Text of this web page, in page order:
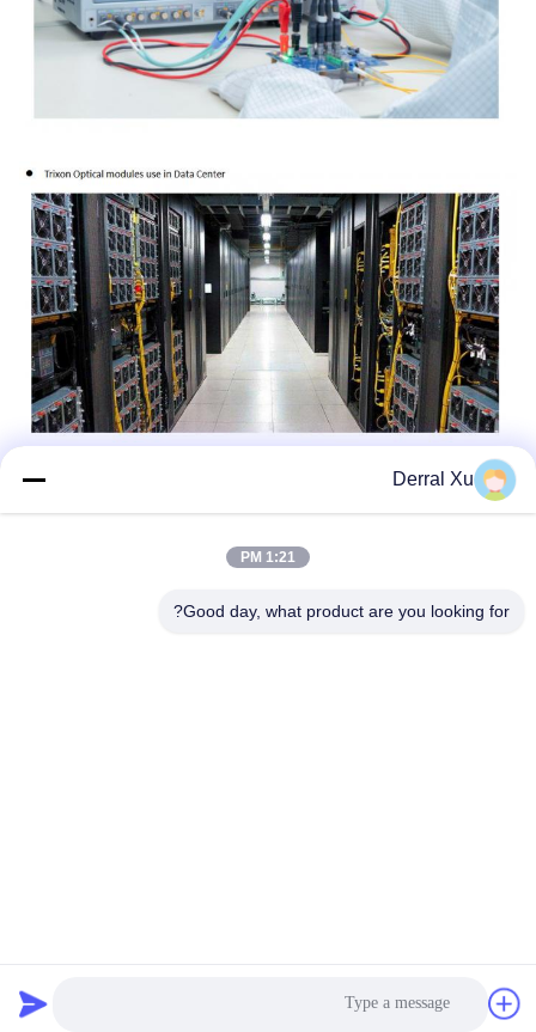
برچسب ها:
ماژول فرستنده گیرنده SFP,فرستنده دو طرفه Sfp,گیرنده BiDi SFP
Derral Xu
1:21 PM
Good day, what product are you looking for?